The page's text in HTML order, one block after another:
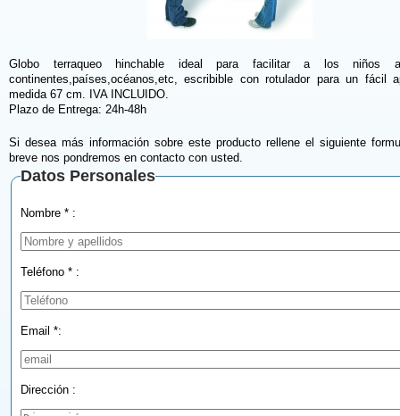
Globo terraqueo hinchable ideal para facilitar a los niños
continentes,países,océanos,etc, escribible con rotulador para un fácil
medida 67 cm. IVA INCLUIDO.
Plazo de Entrega: 24h-48h
Si desea más información sobre este producto rellene el siguiente
breve nos pondremos en contacto con usted.
Datos Personales
Nombre * :
Teléfono * :
Email *:
Dirección :